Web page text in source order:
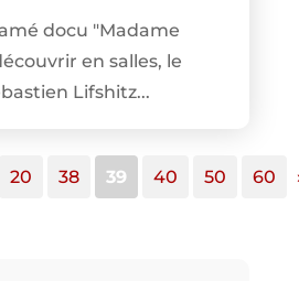
docu "Madame
en salles, le
Lifshitz...
20 38 39 40 50 60